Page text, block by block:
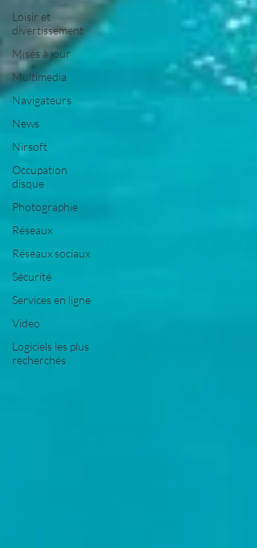
Loisir et
divertissement
Mises à jour
Multimedia
Navigateurs
News
Nirsoft
Occupation
disque
Photographie
Réseaux
Réseaux sociaux
Sécurité
Services en ligne
Video
Logiciels les plus
recherchés